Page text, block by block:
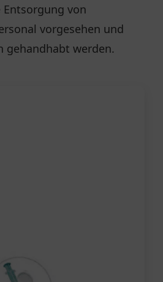
von
vorgesehen und
gehandhabt werden.